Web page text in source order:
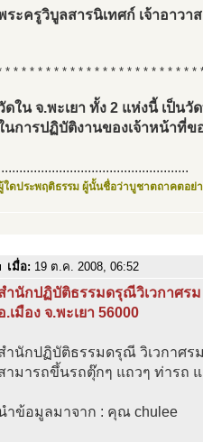
ระครูวิบูลสารนิเทศก์ เจ้าอาวาส
* * * * * * * * * * * * * * * * * * * * * * * *
ดใน จ.พะเยา ทั้ง 2 แห่งนี้ เป็น
นการปฏิบัติงานของเจ้าหน้าที่
ใดประพฤติธรรม ผู้นั้นชื่อว่าบูชาตถาคตอย่า
เมื่อ: 19 ต.ค. 2008, 06:52
ำนักปฏิบัติธรรมดรุณีวิเวกาศรม
.เมือง จ.พะเยา 56000
ำนักปฏิบัติธรรมดรุณี วิเวกาศร
ามารถขึ้นรถตุ๊กๆ แถวๆ ท่ารถ
ำข้อมูลมาจาก : คุณ chulee